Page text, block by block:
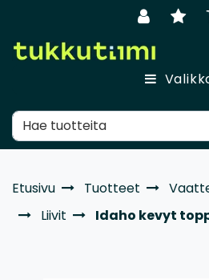
Etusivu Tuotteet
Liivit
Idaho kevyt